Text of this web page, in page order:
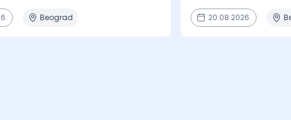
Beograd 20.08.2026.